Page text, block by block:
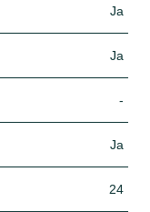
Ja
Ja
-
Ja
24